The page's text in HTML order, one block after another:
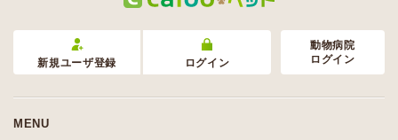
新規ユーザ登録 ログイン
動物病院
ログイン
MENU